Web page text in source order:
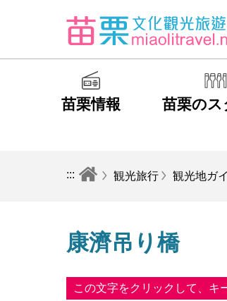
苗栗情報 苗栗のス
::: 観光旅行 観光地ガ
康濟吊り橋
この文字をクリックして、キ